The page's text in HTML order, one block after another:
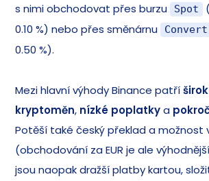
s nimi obchodovat přes burzu
Spot
0.10 %) nebo přes směnárnu
Convert
0.50 %).
Mezi hlavní výhody Binance patří
kryptoměn, nízké poplatkya
Potěší také český překlad a možnost
(obchodování za EUR je ale
jsou naopak dražší platby kartou,